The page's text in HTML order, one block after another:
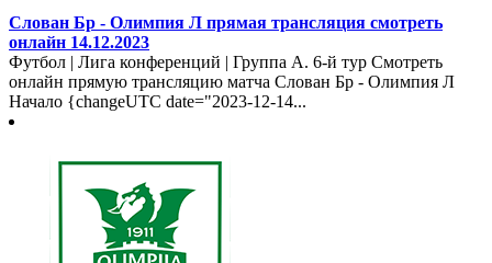
Слован Бр - Олимпия Л прямая трансляция смотреть
онлайн 14.12.2023
Футбол | Лига конференций | Группа A. 6-й тур Смотреть
онлайн прямую трансляцию матча Слован Бр - Олимпия Л
Начало {changeUTC date="2023-12-14...